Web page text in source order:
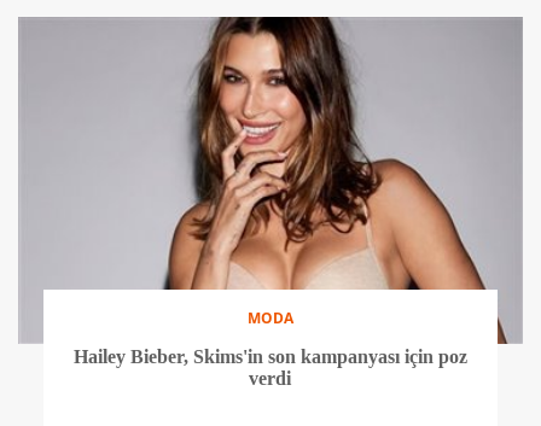
MODA
Hailey Bieber, Skims'in son kampanyası için poz
verdi